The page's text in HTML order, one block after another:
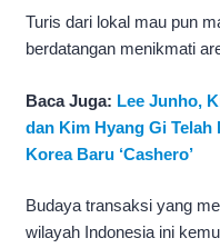
Turis dari lokal mau pun
berdatangan menikmati
Baca Juga: Lee Junho,
dan Kim Hyang Gi
Korea Baru ‘Cashero’
Budaya transaksi yang
wilayah Indonesia ini